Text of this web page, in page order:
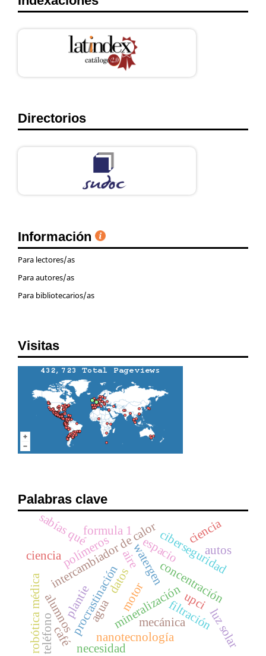
Directorios
Información
Para lectores/as
Para autores/as
Para bibliotecarios/as
Visitas
Palabras clave
intercambiador de calor
polímeros
agua
aire
filtración
mineralización
watergenconcentración
plantie
procrastinación
datos
espacio
ciencia
sabías qué
robótica médica nanotecnología
ciberseguridad
motor
autos
formula 1
mecánica
alumnos
teléfono necesidad
ciencia
upci
luz solar
café